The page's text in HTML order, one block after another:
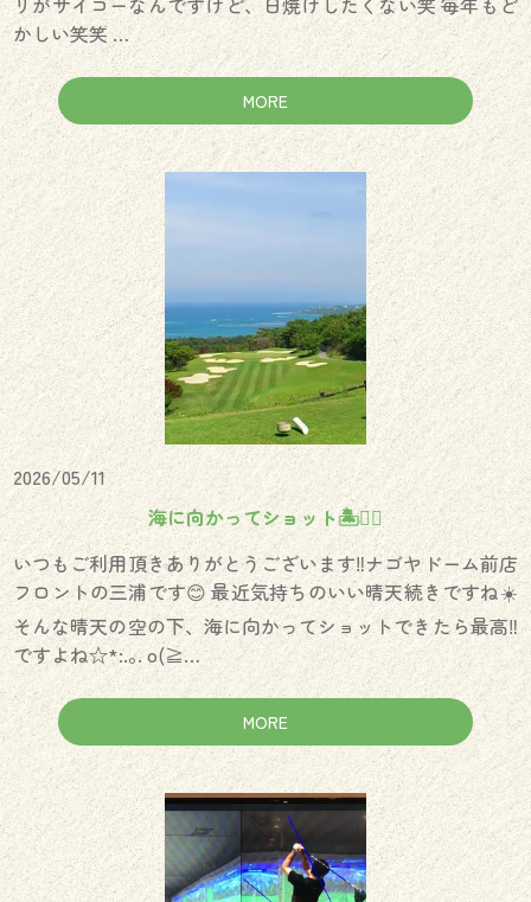
かしい笑笑 …
MORE
2026/05/11
海に向かってショット🏝️🏌️‍♀️
いつもご利用頂きありがとうございます‼️ナゴヤドーム前店
フロントの三浦です😊 最近気持ちのいい晴天続きですね☀️
そんな晴天の空の下、海に向かってショットできたら最高‼️
ですよね☆*:.｡. o(≧…
MORE